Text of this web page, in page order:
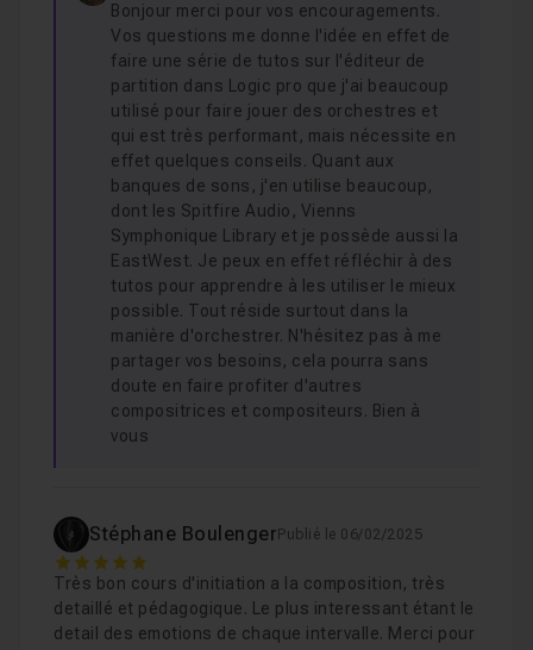
Bonjour merci pour vos encouragements.
Vos questions me donne l'idée en effet de
faire une série de tutos sur l'éditeur de
partition dans Logic pro que j'ai beaucoup
utilisé pour faire jouer des orchestres et
qui est très performant, mais nécessite en
effet quelques conseils. Quant aux
banques de sons, j'en utilise beaucoup,
dont les Spitfire Audio, Vienns
Symphonique Library et je possède aussi la
EastWest. Je peux en effet réfléchir à des
tutos pour apprendre à les utiliser le mieux
possible. Tout réside surtout dans la
manière d'orchestrer. N'hésitez pas à me
partager vos besoins, cela pourra sans
doute en faire profiter d'autres
compositrices et compositeurs. Bien à
vous
Stéphane Boulenger Publié le 06/02/2025
5
Très bon cours d'initiation a la composition, très
detaillé et pédagogique. Le plus interessant étant le
detail des emotions de chaque intervalle. Merci pour